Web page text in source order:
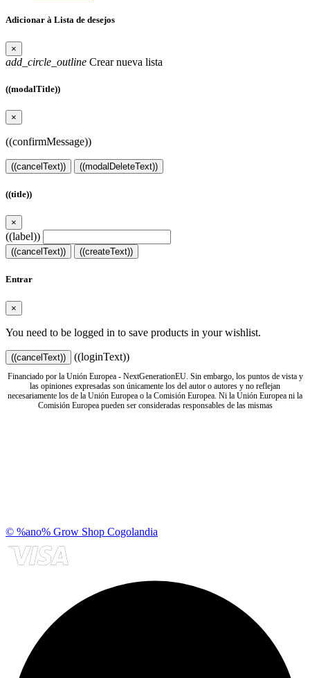
Adicionar à Lista de desejos
×
add_circle_outline Crear nueva lista
((modalTitle))
×
((confirmMessage))
((cancelText)) ((modalDeleteText))
((title))
×
((label))
((cancelText)) ((createText))
Entrar
×
You need to be logged in to save products in your wishlist.
((cancelText)) ((loginText))
Financiado por la Unión Europea - NextGenerationEU. Sin embargo, los puntos de vista y
las opiniones expresadas son únicamente los del autor o autores y no reflejan
necesariamente los de la Unión Europea o la Comisión Europea. Ni la Unión Europea ni la
Comisión Europea pueden ser consideradas responsables de las mismas
© %ano% Grow Shop Cogolandia